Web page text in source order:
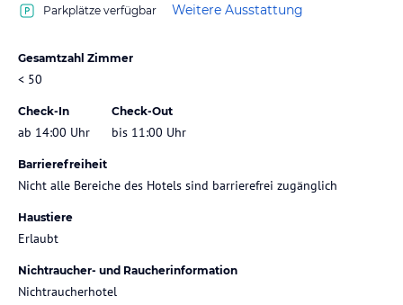
Parkplätze verfügbar Weitere Ausstattung
Gesamtzahl Zimmer
< 50
Check-In
ab 14:00 Uhr
Check-Out
bis 11:00 Uhr
Barrierefreiheit
Nicht alle Bereiche des Hotels sind barrierefrei zugänglich
Haustiere
Erlaubt
Nichtraucher- und Raucherinformation
Nichtraucherhotel